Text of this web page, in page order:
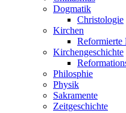
Dogmatik
Christologie
Kirchen
Reformierte
Kirchengeschichte
Philosphie
Physik
Sakramente
Zeitgeschichte